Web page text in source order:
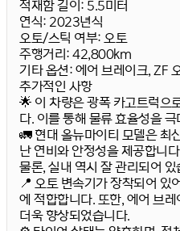
적재함 길이: 5.5미터
연식: 2023년식
오토/스틱 여부: 오토
주행거리: 42,800km
기타 옵션: 에어 브레이크, ZF
추가적인 사항
🌟 이 차량은 광폭 카고트럭으
다. 이를 통해 물류 효율성을
🚛현대 올뉴마이티 모델은 최
난 연비와 안정성을 제공합니
물론, 실내 역시 잘 관리되어 있
📍 오토 변속기가 장착되어 있
에 적합합니다. 또한, 에어 브
더욱 향상되었습니다.